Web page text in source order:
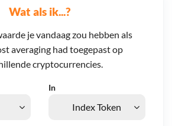
Wat als ik...?
je vandaag zou hebben als
averaging had toegepast op
cryptocurrencies.
In